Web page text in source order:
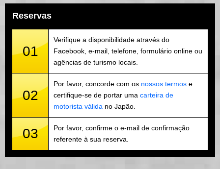
Reservas
01
Verifique a disponibilidade através do
Facebook, e-mail, telefone, formulário online ou
agências de turismo locais.
02
Por favor, concorde com os nossos termos e
certifique-se de portar uma carteira de
motorista válida no Japão.
03
Por favor, confirme o e-mail de confirmação
referente à sua reserva.